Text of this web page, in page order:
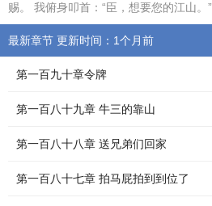
赐。 我俯身叩首：“臣，想要您的江山。”
最新章节 更新时间：1个月前
第一百九十章令牌
第一百八十九章 牛三的靠山
第一百八十八章 送兄弟们回家
第一百八十七章 拍马屁拍到到位了